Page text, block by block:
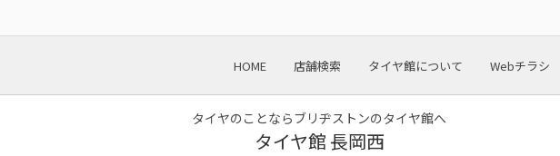
HOME 店舗検索 タイヤ館について Webチラシ
タイヤのことならブリヂストンのタイヤ館へ
タイヤ館 長岡西